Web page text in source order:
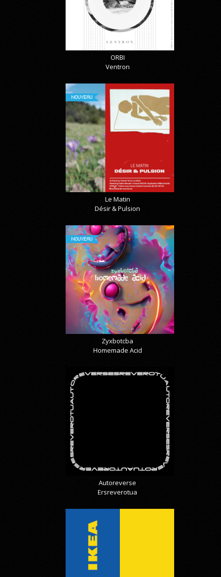
ORBI
Ventron
NOUVEAU
Le Matin
Désir & Pulsion
NOUVEAU
Zyxbotcba
Homemade Acid
Autoreverse
Ersreverotua